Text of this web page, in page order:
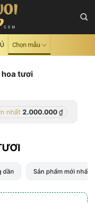
Chọn mẫu
hoa tươi
nhất2.000.000₫
dần Sản phẩm mới nhất